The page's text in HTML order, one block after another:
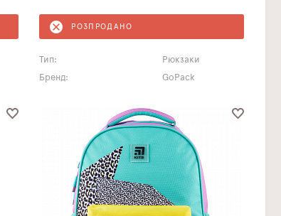
РОЗПРОДАНО
Тип:
Рюкзаки
Бренд:
GoPack